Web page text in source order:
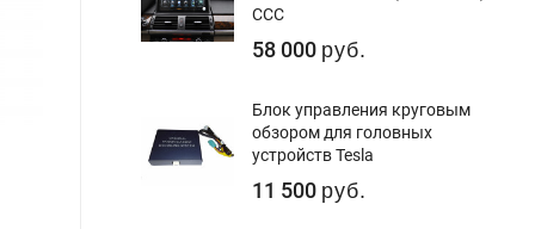
CCC
58 000 руб.
Блок управления круговым
обзором для головных
устройств Tesla
11 500 руб.